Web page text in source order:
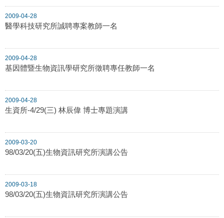
2009-04-28
醫學科技研究所誠聘專案教師一名
2009-04-28
基因體暨生物資訊學研究所徵聘專任教師一名
2009-04-28
生資所-4/29(三) 林辰偉 博士專題演講
2009-03-20
98/03/20(五)生物資訊研究所演講公告
2009-03-18
98/03/20(五)生物資訊研究所演講公告